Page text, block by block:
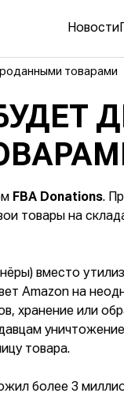
Новости
товарами
FBA Donations.
товары на
вместо
Amazon на
хранение или
товара.
более 3